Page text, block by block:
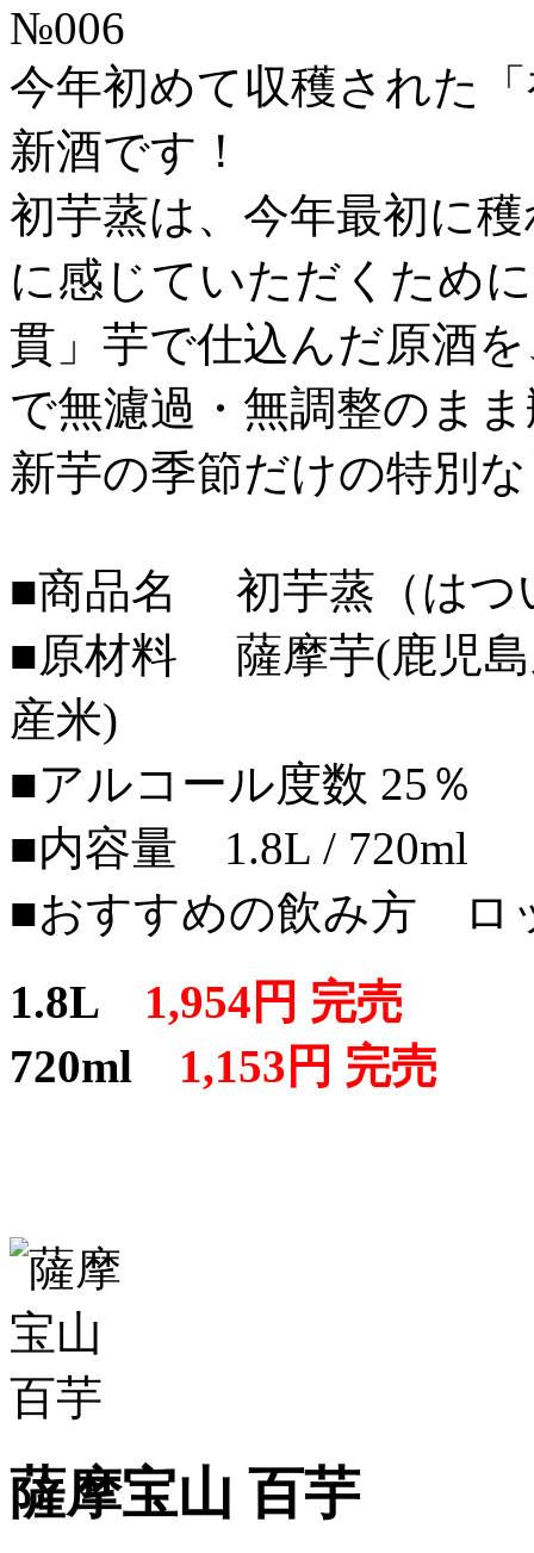
№006
今年初めて収穫された
新酒です！
初芋蒸は、今年最初に
に感じていただくため
貫」芋で仕込んだ原酒
で無濾過・無調整のま
新芋の季節だけの特別
■商品名 初芋蒸（はつ
■原材料 薩摩芋(鹿児島
産米)
■アルコール度数 25％
■内容量 1.8L / 720ml
■おすすめの飲み方 ロ
1.8L 1,954円 完売
720ml 1,153円 完売
薩摩宝山 百芋